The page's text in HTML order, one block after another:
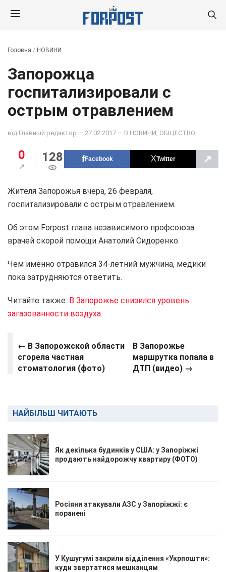
Головна / НОВИНИ
Запорожца
госпитализировали с
острым отравлением
від Главный редактор — 27.02.2017 — В НОВИНИ ОБЩЕСТВО
0 128 Facebook Twitter ↗
Жителя Запорожья вчера, 26 февраля,
госпитализировали с острым отравлением.
Об этом Forpost глава независимого профсоюза
врачей скорой помощи Анатолий Сидоренко.
Чем именно отравился 34-летний мужчина, медики
пока затрудняются ответить.
Читайте также: В Запорожье снизился уровень
загазованности воздуха.
← В Запорожской области
сгорела частная
стоматология (фото)
В Запорожье
маршрутка попала в
ДТП (видео) →
НАЙБІЛЬШ ЧИТАЮТЬ
Як декілька будинків у США: у Запоріжжі
продають найдорожчу квартиру (ФОТО)
Росіяни атакували АЗС у Запоріжжі: є
поранені
У Кушугумі закрили відділення «Укрпошти»:
куди звертатися мешканцям